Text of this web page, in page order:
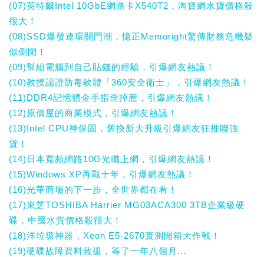
(07)英特爾Intel 10GbE網路卡X540T2，淘寶網水貨價格殺
很大！
(08)SSD爆發連環關門潮，憶正Memoright驚傳財務危機疑
似倒閉！
(09)幫組電腦到自己貼錢的經驗，引爆網友熱議！
(10)教授認證防毒軟體「360安全衛士」，引爆網友熱議！
(11)DDR4記憶體金手指歪掉惹，引爆網友熱議！
(12)原價屋的商業模式，引爆網友熱議！
(13)Intel CPU神保固，舊換新大升級引爆網友狂推聯強
貨！
(14)日本寬頻網路10G光纖上網，引爆網友熱議！
(15)Windows XP再戰十年，引爆網友熱議！
(16)光華商場的下一步，全世界都在看！
(17)東芝TOSHIBA Harrier MG03ACA300 3TB企業級硬
碟，中國水貨價格殺很大！
(18)洋垃圾神器，Xeon E5-2670實測開箱大作戰！
(19)硬碟故障資料救援，等了一年八個月...